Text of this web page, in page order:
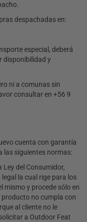
despachadas en:
especial, deberá
disponibilidad y
ni a comunas sin
consultar en +56 9
cuenta con garantía
las siguientes normas:
del Consumidor,
la cual rige para los
mismo y procede sólo en
no cumpla con
al cliente no le
a Outdoor Feat